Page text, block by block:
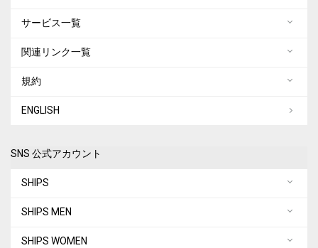
サービス一覧
関連リンク一覧
規約
ENGLISH
SNS 公式アカウント
SHIPS
SHIPS MEN
SHIPS WOMEN